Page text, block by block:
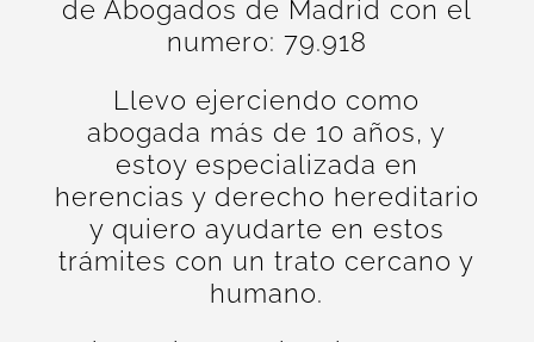
de Abogados de Madrid con el
numero: 79.918
Llevo ejerciendo como
abogada más de 10 años, y
estoy especializada en
herencias y derecho hereditario
y quiero ayudarte en estos
trámites con un trato cercano y
humano.